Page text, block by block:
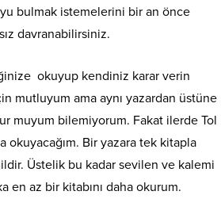
bulmak istemelerini bir an önce
davranabilirsiniz.
okuyup kendiniz karar verin
mutluyum ama aynı yazardan üstüne
muyum bilemiyorum. Fakat ilerde Tol
okuyacağım. Bir yazara tek kitapla
Üstelik bu kadar sevilen ve kalemi
en az bir kitabını daha okurum.